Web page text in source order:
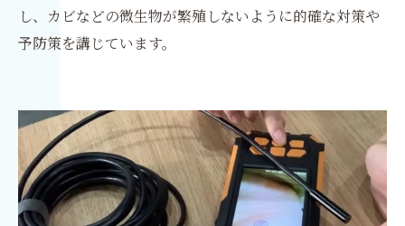
し、カビなどの微生物が繁殖しないように的確な対策や
予防策を講じています。